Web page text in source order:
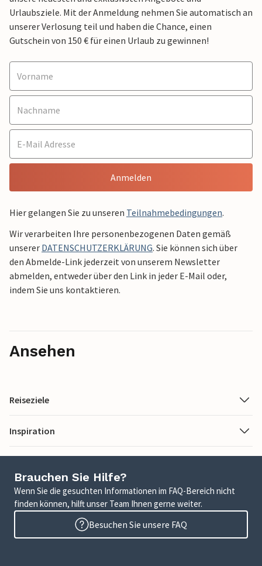
Urlaubsziele. Mit der Anmeldung nehmen Sie automatisch an
unserer Verlosung teil und haben die Chance, einen
Gutschein von 150 € für einen Urlaub zu gewinnen!
Anmelden
Hier gelangen Sie zu unseren Teilnahmebedingungen.
Wir verarbeiten Ihre personenbezogenen Daten gemäß
unserer DATENSCHUTZERKLÄRUNG. Sie können sich über
den Abmelde-Link jederzeit von unserem Newsletter
abmelden, entweder über den Link in jeder E-Mail oder,
indem Sie uns kontaktieren.
Ansehen
Reiseziele
Inspiration
Brauchen Sie Hilfe?
Wenn Sie die gesuchten Informationen im FAQ-Bereich nicht
finden können, hilft unser Team Ihnen gerne weiter.
Besuchen Sie unsere FAQ